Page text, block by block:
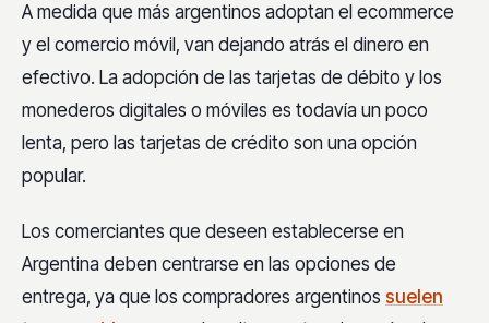
A medida que más argentinos adoptan el ecommerce
y el comercio móvil, van dejando atrás el dinero en
efectivo. La adopción de las tarjetas de débito y los
monederos digitales o móviles es todavía un poco
lenta, pero las tarjetas de crédito son una opción
popular.
Los comerciantes que deseen establecerse en
Argentina deben centrarse en las opciones de
entrega, ya que los compradores argentinos suelen